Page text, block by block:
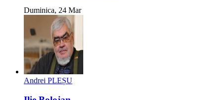
Duminica, 24 Mar
Andrei PLEȘU